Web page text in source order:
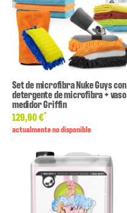
Set de microfibra Nuke Guys con
detergente de microfibra + vaso
medidor Griffin
129,90 €*
actualmente no disponible